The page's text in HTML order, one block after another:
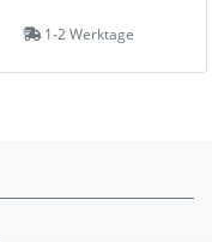
1-2 Werktage